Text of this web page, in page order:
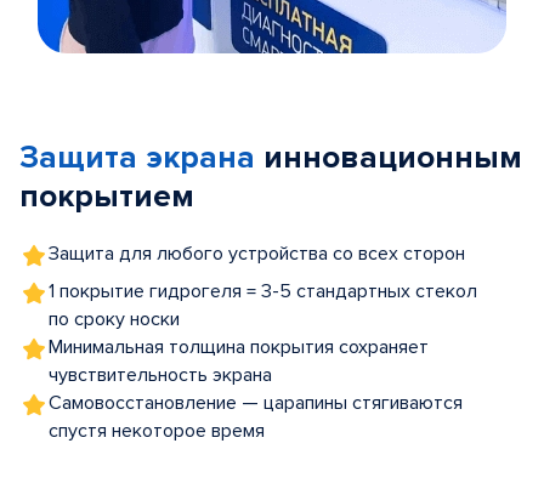
5
Защита экрана инновационным
покрытием
Защита для любого устройства со всех сторон
1 покрытие гидрогеля = 3-5 стандартных стекол
по сроку носки
Минимальная толщина покрытия сохраняет
чувствительность экрана
Самовосстановление — царапины стягиваются
спустя некоторое время